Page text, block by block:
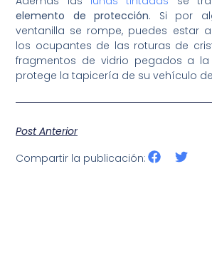
elemento de protección. Si por
ventanilla se rompe, puedes estar
los ocupantes de las roturas de
fragmentos de vidrio pegados a la
protege la tapicería de su vehículo
Post Anterior
Compartir la publicación: